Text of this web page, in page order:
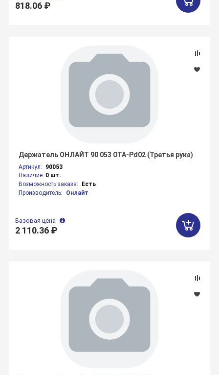
818.06 ₽
Артикул:
90053
Наличие: 0 шт.
Возможность заказа:
Есть
Производитель:
Онлайт
Держатель ОНЛАЙТ 90 053 OTA-Pd02 (Третья рука)
Базовая цена
2 110.36 ₽